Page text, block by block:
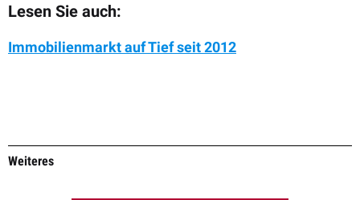
Lesen Sie auch:
Immobilienmarkt auf Tief seit 2012
Weiteres